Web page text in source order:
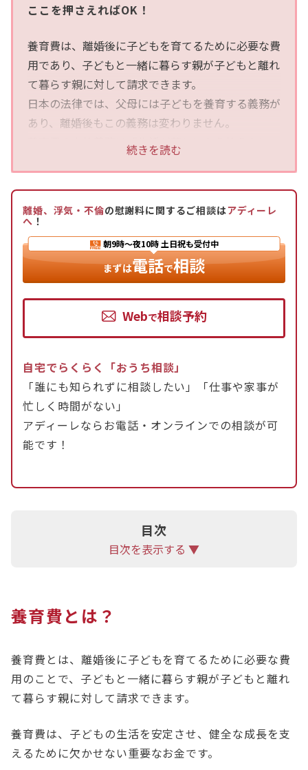
ここを押さえればOK！
養育費は、離婚後に子どもを育てるために必要な費
用であり、子どもと一緒に暮らす親が子どもと離れ
て暮らす親に対して請求できます。
日本の法律では、父母には子どもを養育する義務が
あり、離婚後もこの義務は変わりません。
養育費の支払義務は「生活が苦しいから払えない」
養育費の金額や支払方法は、父母の話合いや家庭裁
判所の調停や審判、あるいは離婚時の裁判によって
決定されます。
養育費は家庭裁判所が公表する算定表を基準に検討
するのが一般的です。
養育費の内訳には、衣食住にかかる費用、教育費、
（定期的にかかっている）医療費、お小遣いなどが
また、特別費用として、突然の病気やケガによる治
療費、塾や習い事の費用、私立学校の学費、大学進
学の費用なども請求できる場合があります。
養育費の金額は、父母の合意があればいつでも変更
をする必要があります。
続きを読む
離婚、浮気・不倫の慰謝料に関するご相談はアディーレ
へ ！
朝9時〜夜10時 土日祝も受付中
まずは電話で相談
Webで相談予約
自宅でらくらく「おうち相談」
「誰にも知られずに相談したい」「仕事や家事が
忙しく時間がない」
アディーレならお電話・オンラインでの相談が可
能です！
目次
目次を表示する ▼
養育費とは？
養育費とは、離婚後に子どもを育てるために必要な費
用のことで、子どもと一緒に暮らす親が子どもと離れ
て暮らす親に対して請求できます。
養育費は、子どもの生活を安定させ、健全な成長を支
えるために欠かせない重要なお金です。